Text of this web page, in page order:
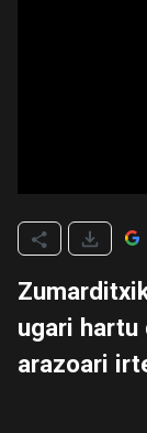
ugari
arazoari